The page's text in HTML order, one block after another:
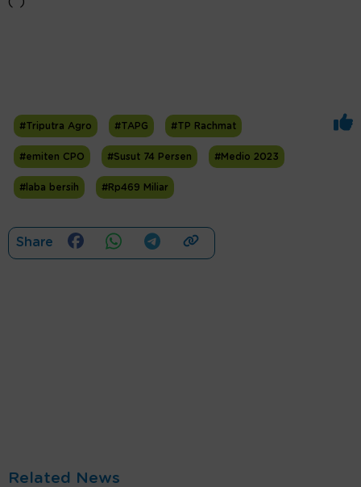
#Triputra Agro #TAPG #TP Rachmat
#emiten CPO #Susut 74 Persen #Medio 2023
#laba bersih #Rp469 Miliar
Share
Related News